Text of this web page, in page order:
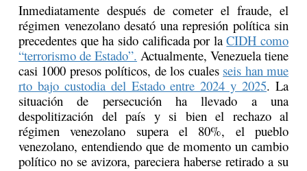
Inmediatamente después de cometer el fraude, el
régimen venezolano desató una represión política sin
precedentes que ha sido calificada por laCIDH como
“terrorismo de Estado”. Actualmente, Venezuela tiene
casi 1000 presos políticos, de los cuales seis han mue
rto bajo custodia del Estado entre 2024 y 2025. La
situación de persecución ha llevado a una
despolitización del país y si bien el rechazo al
régimen venezolano supera el 80%, el pueblo
venezolano, entendiendo que de momento un cambio
político no se avizora, pareciera haberse retirado a su